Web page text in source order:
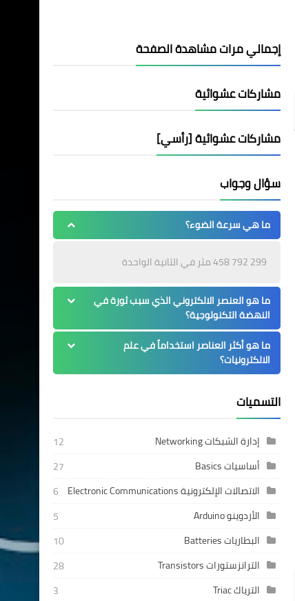
إجمالي مرات مشاهدة الصفحة
مشاركات عشوائية
مشاركات عشوائية [رأسي]
سؤال وجواب
ما هي سرعة الضوء؟
299 792 458 مثر في الثانية الواحدة
ما هو العنصر الالكتروني الذي سبب ثورة في
النهضة التكنولوجية؟
ما هو أكثر العناصر استخداماً في علم
الالكترونيات؟
التسميات
إدارة الشبكات Networking
12
أساسيات Basics
27
الاتصالات الإلكترونية Electronic Communications
6
الأردوينو Arduino
5
البطاريات Batteries
10
الترانزستورات Transistors
28
الترياك Triac
3